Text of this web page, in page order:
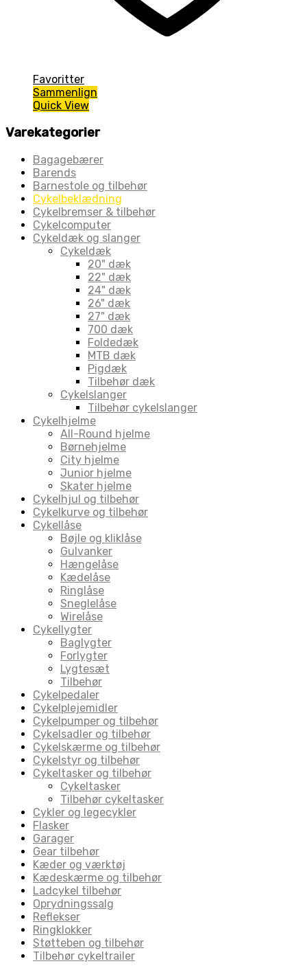
Favoritter
Sammenlign
Quick View
Varekategorier
Bagagebærer
Barends
Barnestole og tilbehør
Cykelbeklædning
Cykelbremser & tilbehør
Cykelcomputer
Cykeldæk og slanger
Cykeldæk
20" dæk
22" dæk
24" dæk
26" dæk
27" dæk
700 dæk
Foldedæk
MTB dæk
Pigdæk
Tilbehør dæk
Cykelslanger
Tilbehør cykelslanger
Cykelhjelme
All-Round hjelme
Børnehjelme
City hjelme
Junior hjelme
Skater hjelme
Cykelhjul og tilbehør
Cykelkurve og tilbehør
Cykellåse
Bøjle og kliklåse
Gulvanker
Hængelåse
Kædelåse
Ringlåse
Sneglelåse
Wirelåse
Cykellygter
Baglygter
Forlygter
Lygtesæt
Tilbehør
Cykelpedaler
Cykelplejemidler
Cykelpumper og tilbehør
Cykelsadler og tilbehør
Cykelskærme og tilbehør
Cykelstyr og tilbehør
Cykeltasker og tilbehør
Cykeltasker
Tilbehør cykeltasker
Cykler og legecykler
Flasker
Garager
Gear tilbehør
Kæder og værktøj
Kædeskærme og tilbehør
Ladcykel tilbehør
Oprydningssalg
Reflekser
Ringklokker
Støtteben og tilbehør
Tilbehør cykeltrailer